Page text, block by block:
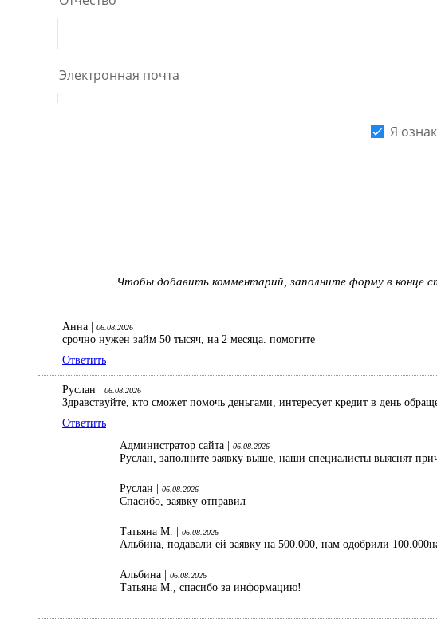
Чтобы добавить комментарий, заполните форму в конце
Анна | 06.08.2026
срочно нужен займ 50 тысяч, на 2 месяца. помогите
Ответить
Руслан | 06.08.2026
Здравствуйте, кто сможет помочь деньгами, интересует кредит в день
Ответить
Администратор сайта |
06.08.2026
Руслан, заполните заявку выше, наши специалисты выяснят
Руслан | 06.08.2026
Спасибо, заявку отправил
Татьяна М. | 06.08.2026
Альбина, подавали ей заявку на 500.000, нам одобрили
Альбина | 06.08.2026
Татьяна М., спасибо за информацию!